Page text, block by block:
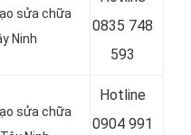
sửa chữa
Ninh
0835 748
593
sửa chữa
Hotline
0904 991